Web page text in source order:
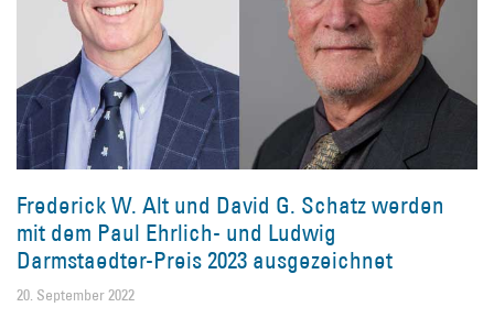
Frederick W. Alt und David G. Schatz werden
mit dem Paul Ehrlich- und Ludwig
Darmstaedter-Preis 2023 ausgezeichnet
20. September 2022